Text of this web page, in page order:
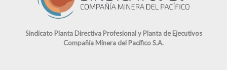
Sindicato Planta Directiva Profesional y Planta de Ejecutivos
Compañía Minera del Pacífico S.A.